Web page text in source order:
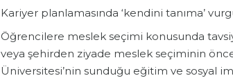
Kariyer planlamasında ‘kendini tanıma’
Öğrencilere meslek seçimi konusunda
veya şehirden ziyade meslek seçiminin
Üniversitesi’nin sunduğu eğitim ve sosyal